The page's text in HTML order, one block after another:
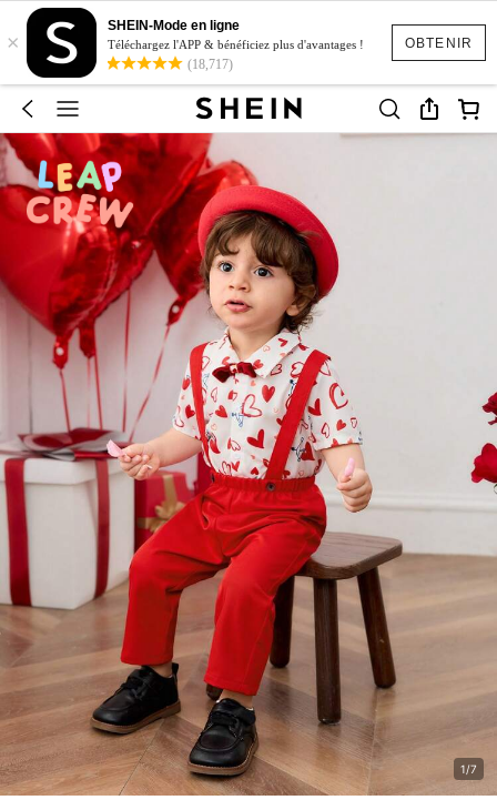
OBTENIR
×
SHEIN-Mode en ligne
Téléchargez l'APP & bénéficiez plus d'avantages !
(18,717)
1/7